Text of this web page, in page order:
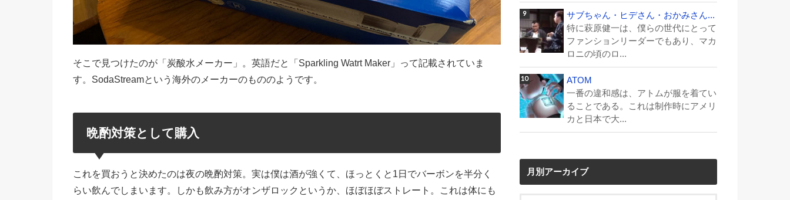
そこで見つけたのが「炭酸水メーカー」。英語だと「Sparkling Watrt Maker」って記載されていま
す。SodaStreamという海外のメーカーのもののようです。
晩酌対策として購入
これを買おうと決めたのは夜の晩酌対策。実は僕は酒が強くて、ほっとくと1日でバーボンを半分く
らい飲んでしまいます。しかも飲み方がオンザロックというか、ほぼほぼストレート。これは体にも
サブちゃん・ヒデさん・おかみさん...
特に萩原健一は、僕らの世代にとって
ファンションリーダーでもあり、マカ
ロニの頃のロ...
ATOM
一番の違和感は、アトムが服を着てい
ることである。これは制作時にアメリ
カと日本で大...
月別アーカイブ